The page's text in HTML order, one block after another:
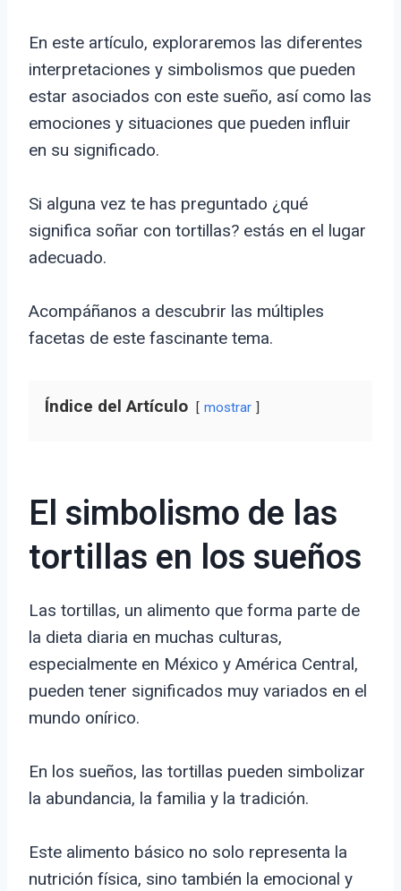
En este artículo, exploraremos las diferentes
interpretaciones y simbolismos que pueden
estar asociados con este sueño, así como las
emociones y situaciones que pueden influir
en su significado.
Si alguna vez te has preguntado ¿qué
significa soñar con tortillas? estás en el lugar
adecuado.
Acompáñanos a descubrir las múltiples
facetas de este fascinante tema.
Índice del Artículo mostrar
El simbolismo de las
tortillas en los sueños
Las tortillas, un alimento que forma parte de
la dieta diaria en muchas culturas,
especialmente en México y América Central,
pueden tener significados muy variados en el
mundo onírico.
En los sueños, las tortillas pueden simbolizar
la abundancia, la familia y la tradición.
Este alimento básico no solo representa la
nutrición física, sino también la emocional y